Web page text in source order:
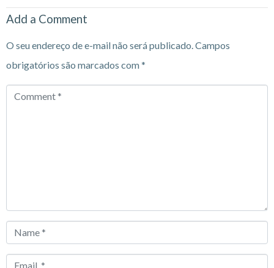
Add a Comment
O seu endereço de e-mail não será publicado.Campos
obrigatórios são marcados com*
Comment
Name
Email